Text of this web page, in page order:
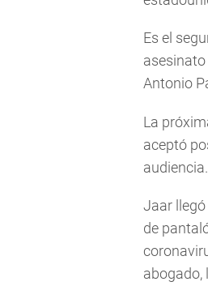
Es el
Antonio
La
aceptó
audiencia.
Jaar
de
abogado,